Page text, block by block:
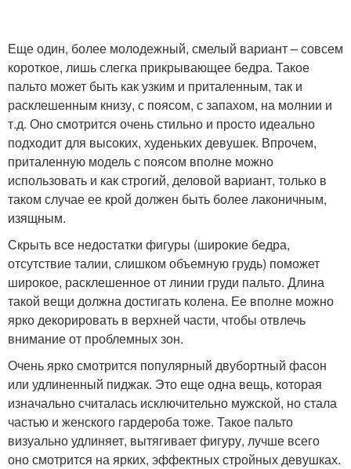
Еще один, более молодежный, смелый вариант – совсем
короткое, лишь слегка прикрывающее бедра. Такое
пальто может быть как узким и приталенным, так и
расклешенным книзу, с поясом, с запахом, на молнии и
т.д. Оно смотрится очень стильно и просто идеально
подходит для высоких, худеньких девушек. Впрочем,
приталенную модель с поясом вполне можно
использовать и как строгий, деловой вариант, только в
таком случае ее крой должен быть более лаконичным,
изящным.
Скрыть все недостатки фигуры (широкие бедра,
отсутствие талии, слишком объемную грудь) поможет
широкое, расклешенное от линии груди пальто. Длина
такой вещи должна достигать колена. Ее вполне можно
ярко декорировать в верхней части, чтобы отвлечь
внимание от проблемных зон.
Очень ярко смотрится популярный двубортный фасон
или удлиненный пиджак. Это еще одна вещь, которая
изначально считалась исключительно мужской, но стала
частью и женского гардероба тоже. Такое пальто
визуально удлиняет, вытягивает фигуру, лучше всего
оно смотрится на ярких, эффектных стройных девушках.